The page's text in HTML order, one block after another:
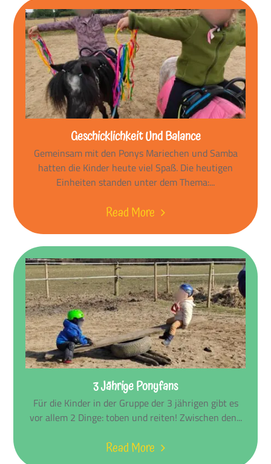
Geschicklichkeit Und Balance
Gemeinsam mit den Ponys Mariechen und Samba
hatten die Kinder heute viel Spaß. Die heutigen
Einheiten standen unter dem Thema:...
Read More
3 Jährige Ponyfans
Für die Kinder in der Gruppe der 3 jährigen gibt es
vor allem 2 Dinge: toben und reiten! Zwischen den...
Read More